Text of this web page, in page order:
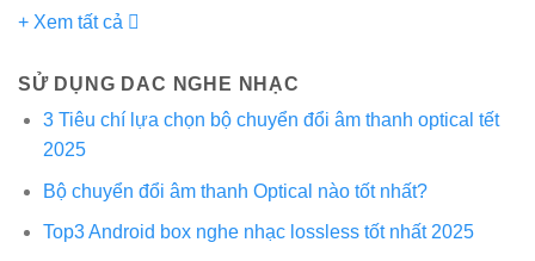
+ Xem tất cả
SỬ DỤNG DAC NGHE NHẠC
3 Tiêu chí lựa chọn bộ chuyển đổi âm thanh optical tết
2025
Bộ chuyển đổi âm thanh Optical nào tốt nhất?
Top3 Android box nghe nhạc lossless tốt nhất 2025